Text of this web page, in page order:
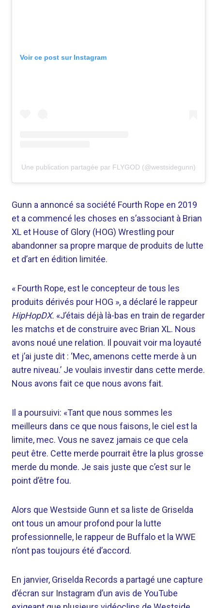
Voir ce post sur Instagram
Une publication partagée par FLYGOD (@westsidegunn)
Gunn a annoncé sa société Fourth Rope en 2019
et a commencé les choses en s’associant à Brian
XL et House of Glory (HOG) Wrestling pour
abandonner sa propre marque de produits de lutte
et d’art en édition limitée.
« Fourth Rope, est le concepteur de tous les
produits dérivés pour HOG », a déclaré le rappeur
HipHopDX. «J’étais déjà là-bas en train de regarder
les matchs et de construire avec Brian XL. Nous
avons noué une relation. Il pouvait voir ma loyauté
et j’ai juste dit : ‘Mec, amenons cette merde à un
autre niveau.’ Je voulais investir dans cette merde.
Nous avons fait ce que nous avons fait.
Il a poursuivi: «Tant que nous sommes les
meilleurs dans ce que nous faisons, le ciel est la
limite, mec. Vous ne savez jamais ce que cela
peut être. Cette merde pourrait être la plus grosse
merde du monde. Je sais juste que c’est sur le
point d’être fou.
Alors que Westside Gunn et sa liste de Griselda
ont tous un amour profond pour la lutte
professionnelle, le rappeur de Buffalo et la WWE
n’ont pas toujours été d’accord.
En janvier, Griselda Records a partagé une capture
d’écran sur Instagram d’un avis de YouTube